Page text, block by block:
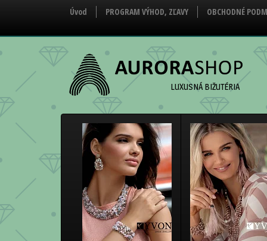
Úvod PROGRAM VÝHOD, ZĽAVY OBCHODNÉ
LUXUSNÁ BIŽUTÉRIA